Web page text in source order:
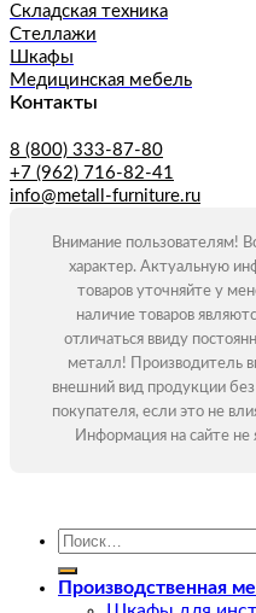
Складская техника
Стеллажи
Шкафы
Медицинская мебель
Контакты
8 (800) 333-87-80
+7 (962) 716-82-41
info@metall-furniture.ru
Внимание пользователям!
характер. Актуальную
товаров уточняйте у
наличие товаров
отличаться ввиду
металл! Производитель
внешний вид продукции
покупателя, если это не
Информация на сайте не
Искать:
Производственная